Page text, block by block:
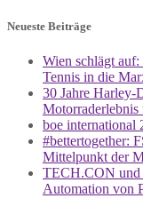
Neueste Beiträge
Wien schlägt
Tennis in die
30 Jahre Harley-
Motorraderlebnis
boe international
#bettertogether:
Mittelpunkt der
TECH.CON und
Automation von